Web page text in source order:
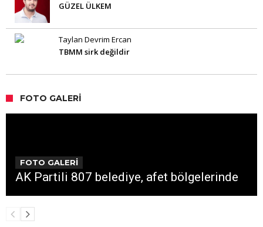
GÜZEL ÜLKEM
Taylan Devrim Ercan
TBMM sirk değildir
FOTO GALERI
FOTO GALERİ
AK Partili 807 belediye, afet bölgelerinde